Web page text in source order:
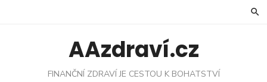
AAzdraví.cz
FINANČNÍ ZDRAVÍ JE CESTOU K BOHATSTVÍ